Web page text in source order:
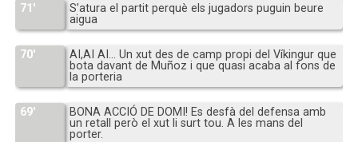
71′
S’atura el partit perquè els jugadors puguin beure
aigua
70′
AI,AI AI… Un xut des de camp propi del Víkingur que
bota davant de Muñoz i que quasi acaba al fons de
la porteria
69′
BONA ACCIÓ DE DOMI! Es desfà del defensa amb
un retall però el xut li surt tou. A les mans del
porter.